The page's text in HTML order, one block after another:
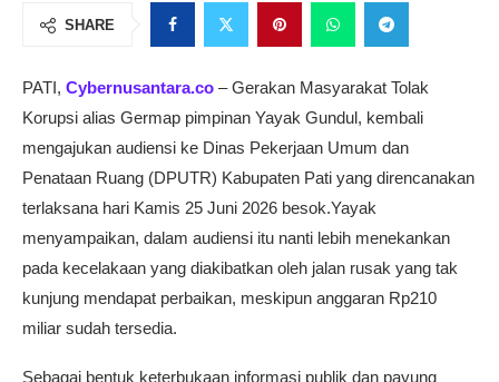
SHARE
PATI, Cybernusantara.co – Gerakan Masyarakat Tolak
Korupsi alias Germap pimpinan Yayak Gundul, kembali
mengajukan audiensi ke Dinas Pekerjaan Umum dan
Penataan Ruang (DPUTR) Kabupaten Pati yang direncanakan
terlaksana hari Kamis 25 Juni 2026 besok.Yayak
menyampaikan, dalam audiensi itu nanti lebih menekankan
pada kecelakaan yang diakibatkan oleh jalan rusak yang tak
kunjung mendapat perbaikan, meskipun anggaran Rp210
miliar sudah tersedia.
Sebagai bentuk keterbukaan informasi publik dan payung